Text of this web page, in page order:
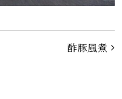
酢豚風煮